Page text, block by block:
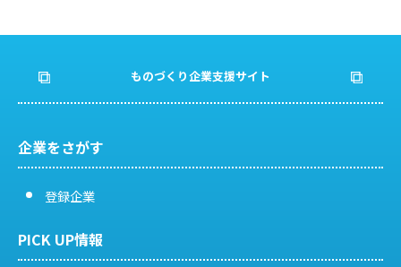
ナ
ビ
ゲ
ー
シ
ョ
ン
ものづくり企業支援サイト
企業をさがす
登録企業
PICK UP情報